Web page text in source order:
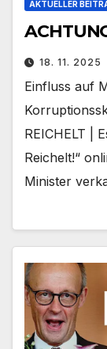
AKTUELLER
18. 11. 2025
Einfluss auf
REICHELT |
Reichelt!“
Minister